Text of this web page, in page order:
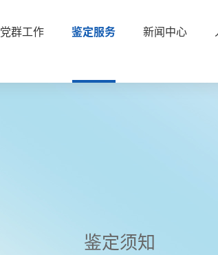
党群工作 鉴定服务 新闻中心
鉴定须知